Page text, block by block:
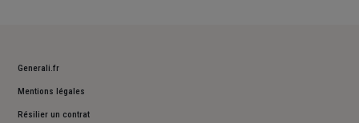
Generali.fr
Mentions légales
Résilier un contrat